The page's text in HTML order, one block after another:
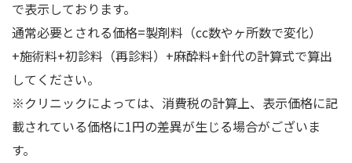
で表示しております。
通常必要とされる価格=製剤料（cc数やヶ所数で変化）
+施術料+初診料（再診料）+麻酔料+針代の計算式で算出
してください。
※クリニックによっては、消費税の計算上、表示価格に記
載されている価格に1円の差異が生じる場合がございま
す。